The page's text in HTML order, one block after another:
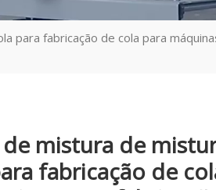
para fabricação de cola para
mistura de
fabricação de